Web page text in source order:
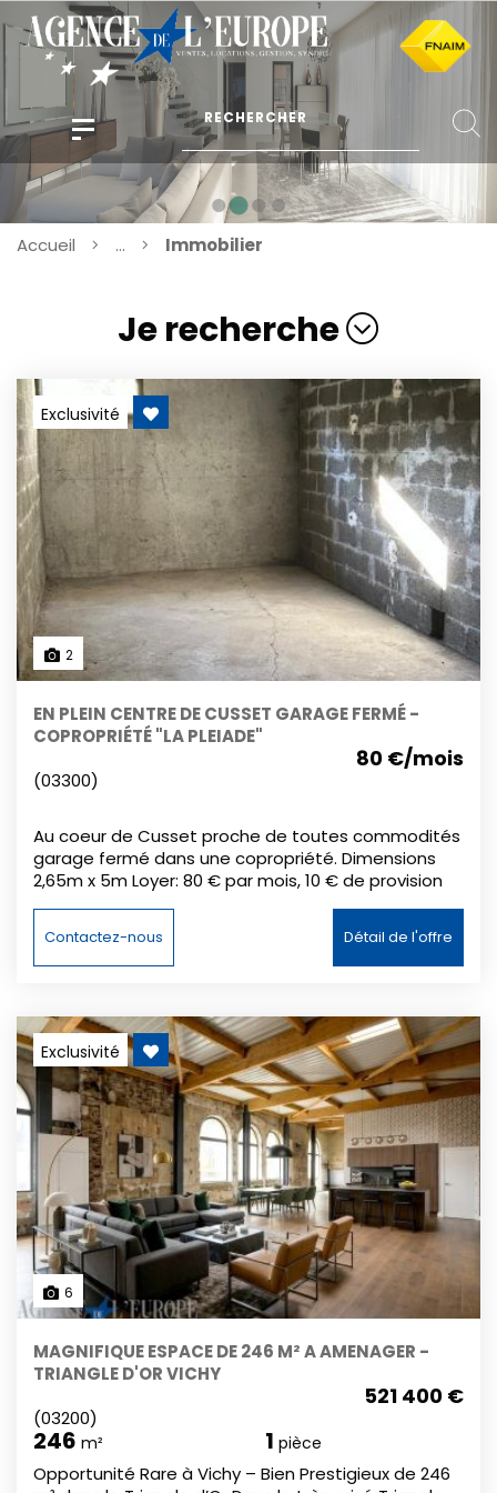
Accueil ... Immobilier
Je recherche
Exclusivité
2
EN PLEIN CENTRE DE CUSSET GARAGE FERMÉ -
COPROPRIÉTÉ "LA PLEIADE"
80 €/mois
(03300)
Au coeur de Cusset proche de toutes commodités
garage fermé dans une copropriété. Dimensions
2,65m x 5m Loyer: 80 € par mois, 10 € de provision
sur charges, dépôt de garantie: 80 €, frais
Contactez-nous Détail de l'offre
Exclusivité
6
MAGNIFIQUE ESPACE DE 246 M² A AMENAGER -
TRIANGLE D'OR VICHY
521 400 €
(03200)
246 m² 1 pièce
Opportunité Rare à Vichy – Bien Prestigieux de 246